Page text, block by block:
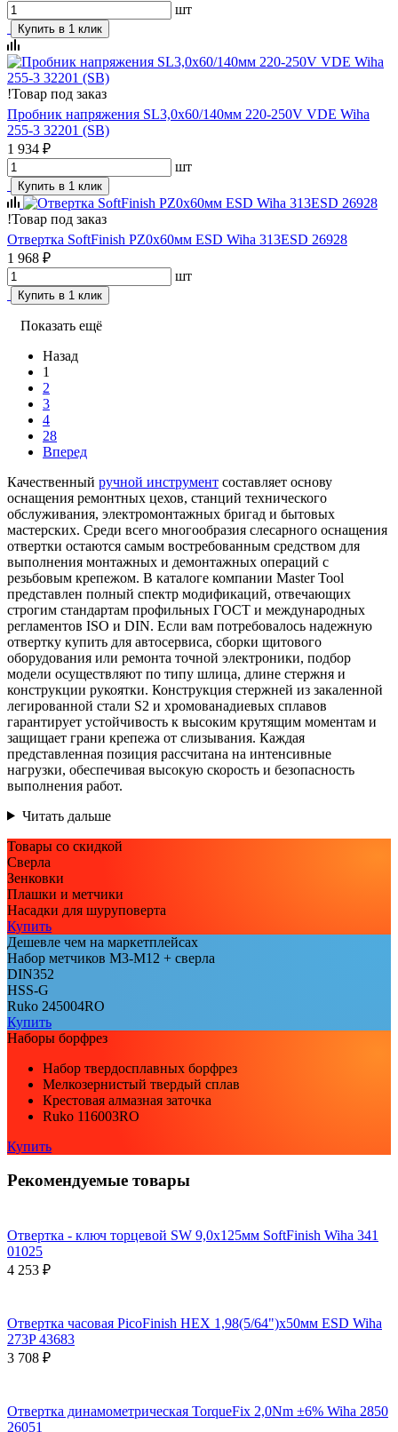
шт
Купить в 1 клик
!Товар под заказ
Пробник напряжения SL3,0x60/140мм 220-250V VDE Wiha
255-3 32201 (SB)
1 934 ₽
шт
Купить в 1 клик
!Товар под заказ
Отвертка SoftFinish PZ0х60мм ESD Wiha 313ESD 26928
1 968 ₽
шт
Купить в 1 клик
Показать ещё
Назад
1
2
3
4
28
Вперед
Качественный ручной инструмент составляет основу
оснащения ремонтных цехов, станций технического
обслуживания, электромонтажных бригад и бытовых
мастерских. Среди всего многообразия слесарного оснащения
отвертки остаются самым востребованным средством для
выполнения монтажных и демонтажных операций с
резьбовым крепежом. В каталоге компании Master Tool
представлен полный спектр модификаций, отвечающих
строгим стандартам профильных ГОСТ и международных
регламентов ISO и DIN. Если вам потребовалось надежную
отвертку купить для автосервиса, сборки щитового
оборудования или ремонта точной электроники, подбор
модели осуществляют по типу шлица, длине стержня и
конструкции рукоятки. Конструкция стержней из закаленной
легированной стали S2 и хромованадиевых сплавов
гарантирует устойчивость к высоким крутящим моментам и
защищает грани крепежа от слизывания. Каждая
представленная позиция рассчитана на интенсивные
нагрузки, обеспечивая высокую скорость и безопасность
выполнения работ.
Читать дальше
Товары со скидкой
Сверла
Зенковки
Плашки и метчики
Насадки для шуруповерта
Купить
Дешевле чем на маркетплейсах
Набор метчиков М3-М12 + сверла
DIN352
HSS-G
Ruko 245004RO
Купить
Наборы борфрез
Набор твердосплавных борфрез
Мелкозернистый твердый сплав
Крестовая алмазная заточка
Ruko 116003RO
Купить
Рекомендуемые товары
Отвертка - ключ торцевой SW 9,0х125мм SoftFinish Wiha 341
01025
4 253 ₽
Отвертка часовая PicoFinish HEX 1,98(5/64")x50мм ESD Wiha
273P 43683
3 708 ₽
Отвертка динамометрическая TorqueFix 2,0Nm ±6% Wiha 2850
26051